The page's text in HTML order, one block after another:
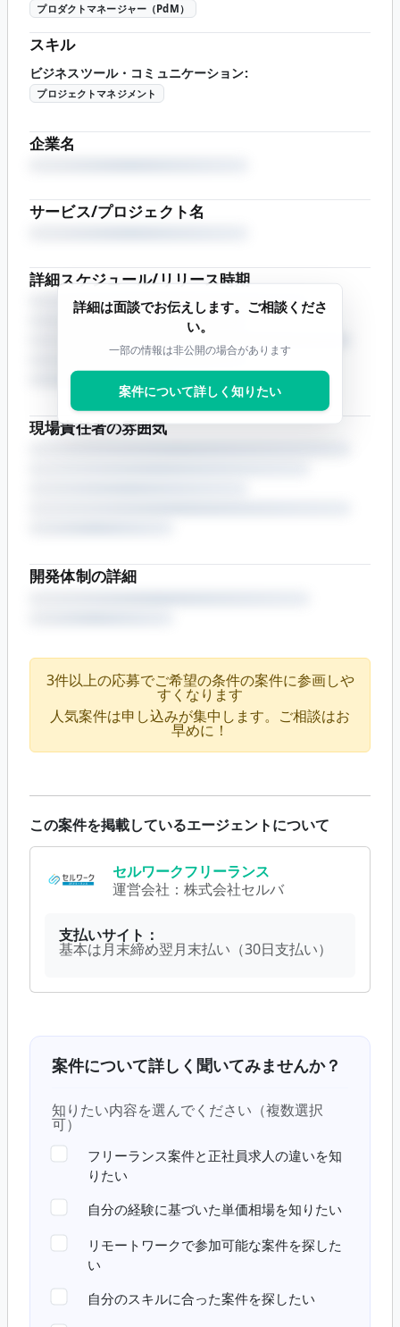
プロダクトマネージャー（PdM）
スキル
ビジネスツール・コミュニケーション:
プロジェクトマネジメント
企業名
サービス/プロジェクト名
詳細スケジュール/リリース時期
現場責任者の雰囲気
開発体制の詳細
詳細は面談でお伝えします。ご相談くださ
い。
一部の情報は非公開の場合があります
案件について詳しく知りたい
3件以上の応募でご希望の条件の案件に参画しや
すくなります
人気案件は申し込みが集中します。ご相談はお
早めに！
この案件を掲載しているエージェントについて
セルワークフリーランス
運営会社： 株式会社セルバ
支払いサイト：
基本は月末締め翌月末払い（30日支払い）
案件について詳しく聞いてみませんか？
知りたい内容を選んでください（複数選択
可）
フリーランス案件と正社員求人の違いを知
りたい
自分の経験に基づいた単価相場を知りたい
リモートワークで参加可能な案件を探した
い
自分のスキルに合った案件を探したい